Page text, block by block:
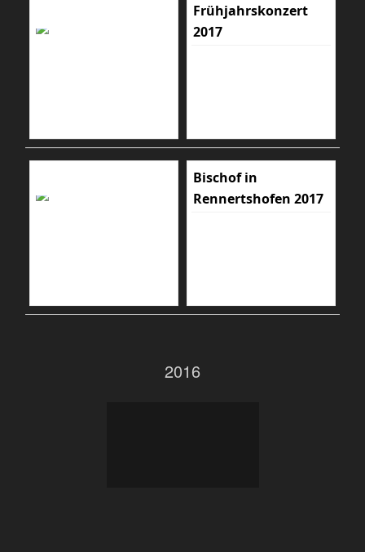
Frühjahrskonzert
2017
Bischof in
Rennertshofen 2017
2016